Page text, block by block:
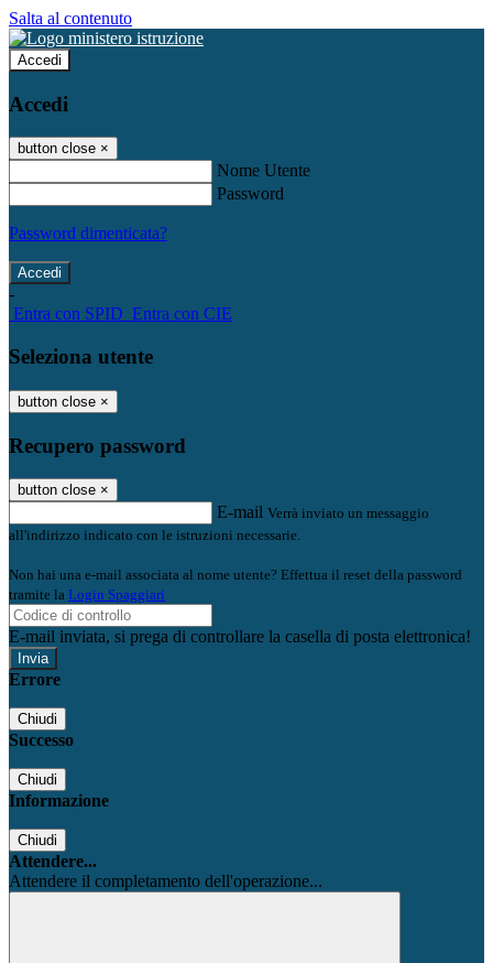
Salta al contenuto
Accedi
Accedi
button close ×
Nome Utente
Password
Password dimenticata?
-
Entra con SPID Entra con CIE
Seleziona utente
button close ×
Recupero password
button close ×
E-mail Verrà inviato un messaggio
all'indirizzo indicato con le istruzioni necessarie.
Non hai una e-mail associata al nome utente? Effettua il reset della password
tramite la Login Spaggiari
E-mail inviata, si prega di controllare la casella di posta elettronica!
Errore
Chiudi
Successo
Chiudi
Informazione
Chiudi
Attendere...
Attendere il completamento dell'operazione...